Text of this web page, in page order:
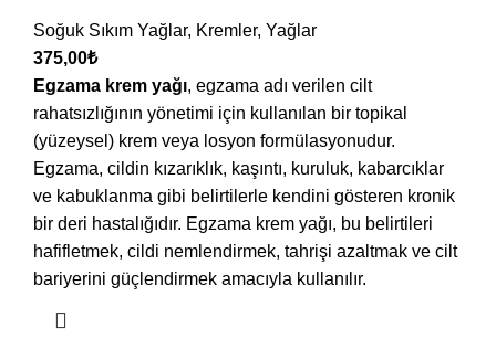
Soğuk Sıkım Yağlar, Kremler, Yağlar
375,00₺
Egzama krem yağı, egzama adı verilen cilt
rahatsızlığının yönetimi için kullanılan bir topikal
(yüzeysel) krem veya losyon formülasyonudur.
Egzama, cildin kızarıklık, kaşıntı, kuruluk, kabarcıklar
ve kabuklanma gibi belirtilerle kendini gösteren kronik
bir deri hastalığıdır. Egzama krem yağı, bu belirtileri
hafifletmek, cildi nemlendirmek, tahrişi azaltmak ve cilt
bariyerini güçlendirmek amacıyla kullanılır.